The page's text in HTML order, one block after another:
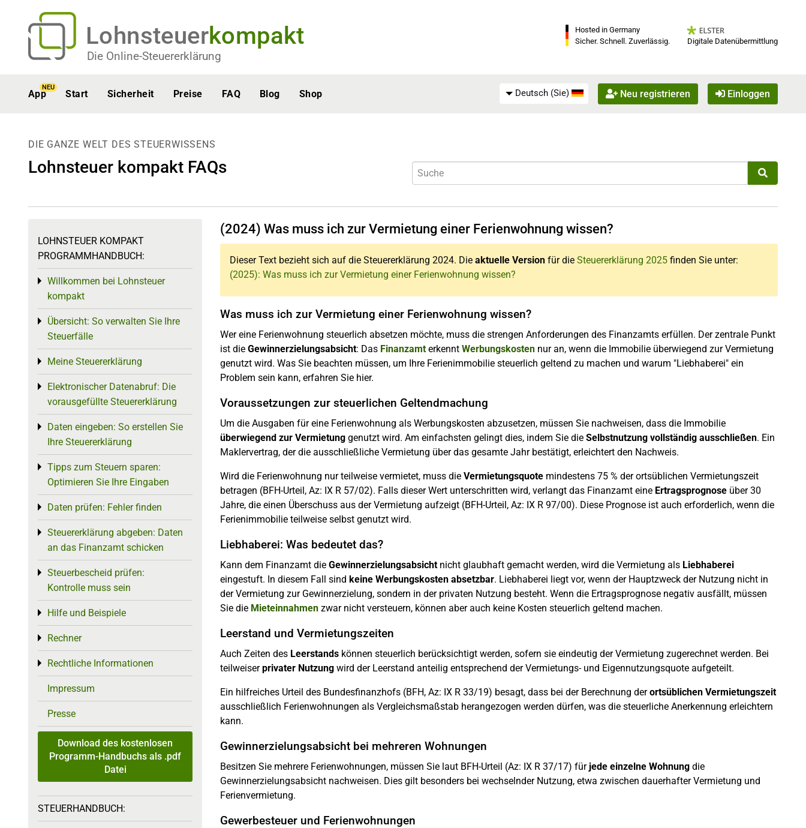
Lohnsteuerkompakt
Die Online-Steuererklärung
Hosted in Germany
Sicher. Schnell. Zuverlässig.
Digitale Datenübermittlung
App
NEU
Start Sicherheit Preise FAQ Blog Shop Deutsch (Sie) Neu registrieren Einloggen
DIE GANZE WELT DES STEUERWISSENS
Lohnsteuer kompakt FAQs
(2024) Was muss ich zur Vermietung einer Ferienwohnung wissen?
Dieser Text bezieht sich auf die Steuererklärung 2024. Die aktuelle Version für die Steuererklärung 2025 finden Sie unter:
(2025): Was muss ich zur Vermietung einer Ferienwohnung wissen?
Was muss ich zur Vermietung einer Ferienwohnung wissen?
Wer eine Ferienwohnung steuerlich absetzen möchte, muss die strengen Anforderungen des Finanzamts erfüllen. Der zentrale Punkt
ist die Gewinnerzielungsabsicht: Das Finanzamterkennt Werbungskosten nur an, wenn die Immobilie überwiegend zur Vermietung
genutzt wird. Was Sie beachten müssen, um Ihre Ferienimmobilie steuerlich geltend zu machen und warum "Liebhaberei" ein
Problem sein kann, erfahren Sie hier.
Voraussetzungen zur steuerlichen Geltendmachung
Um die Ausgaben für eine Ferienwohnung als Werbungskosten abzusetzen, müssen Sie nachweisen, dass die Immobilie
überwiegend zur Vermietung genutzt wird. Am einfachsten gelingt dies, indem Sie die Selbstnutzung vollständig ausschließen. Ein
Maklervertrag, der die ausschließliche Vermietung über das gesamte Jahr bestätigt, erleichtert den Nachweis.
Wird die Ferienwohnung nur teilweise vermietet, muss die Vermietungsquote mindestens 75 % der ortsüblichen Vermietungszeit
betragen (BFH-Urteil, Az: IX R 57/02). Falls dieser Wert unterschritten wird, verlangt das Finanzamt eine Ertragsprognose über 30
Jahre, die einen Überschuss aus der Vermietung aufzeigt (BFH-Urteil, Az: IX R 97/00). Diese Prognose ist auch erforderlich, wenn die
Ferienimmobilie teilweise selbst genutzt wird.
Liebhaberei: Was bedeutet das?
Kann dem Finanzamt die Gewinnerzielungsabsichtnicht glaubhaft gemacht werden, wird die Vermietung als Liebhaberei
eingestuft. In diesem Fall sind keine Werbungskosten absetzbar. Liebhaberei liegt vor, wenn der Hauptzweck der Nutzung nicht in
der Vermietung zur Gewinnerzielung, sondern in der privaten Nutzung besteht. Wenn die Ertragsprognose negativ ausfällt, müssen
Sie die Mieteinnahmen zwar nicht versteuern, können aber auch keine Kosten steuerlich geltend machen.
Leerstand und Vermietungszeiten
Auch Zeiten des Leerstands können steuerlich berücksichtigt werden, sofern sie eindeutig der Vermietung zugerechnet werden. Bei
teilweiserprivater Nutzung wird der Leerstand anteilig entsprechend der Vermietungs- und Eigennutzungsquote aufgeteilt.
Ein hilfreiches Urteil des Bundesfinanzhofs (BFH, Az: IX R 33/19) besagt, dass bei der Berechnung derortsüblichen Vermietungszeit
ausschließlich Ferienwohnungen als Vergleichsmaßstab herangezogen werden dürfen, was die steuerliche Anerkennung erleichtern
kann.
Gewinnerzielungsabsicht bei mehreren Wohnungen
Besitzen Sie mehrere Ferienwohnungen, müssen Sie laut BFH-Urteil (Az: IX R 37/17) für jede einzelne Wohnung die
Gewinnerzielungsabsicht nachweisen. Dies gilt besonders bei wechselnder Nutzung, etwa zwischen dauerhafter Vermietung und
Ferienvermietung.
Gewerbesteuer und Ferienwohnungen
LOHNSTEUER KOMPAKT
PROGRAMMHANDBUCH:
Willkommen bei Lohnsteuer
kompakt
Toggle menu
Übersicht: So verwalten Sie Ihre
Steuerfälle
Toggle menu
Meine Steuererklärung
Toggle menu
Elektronischer Datenabruf: Die
vorausgefüllte Steuererklärung
Toggle menu
Daten eingeben: So erstellen Sie
Ihre Steuererklärung
Toggle menu
Tipps zum Steuern sparen:
Optimieren Sie Ihre Eingaben
Toggle menu
Daten prüfen: Fehler finden
Toggle menu
Steuererklärung abgeben: Daten
an das Finanzamt schicken
Toggle menu
Steuerbescheid prüfen:
Kontrolle muss sein
Toggle menu
Hilfe und Beispiele
Toggle menu
Rechner
Toggle menu
Rechtliche Informationen
Toggle menu
Impressum
Presse
Download des kostenlosen
Programm-Handbuchs als .pdf
Datei
STEUERHANDBUCH: